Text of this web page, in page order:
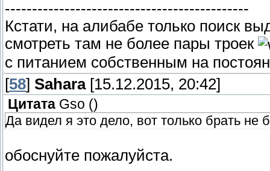
---------------------------------------------
Кстати, на алибабе только поиск
смотреть там не более пары троек
с питанием собственным на
[58] Sahara[15.12.2015, 20:42]
Цитата Gso ()
Да видел я это дело, вот только брать не
обоснуйте пожалуйста.